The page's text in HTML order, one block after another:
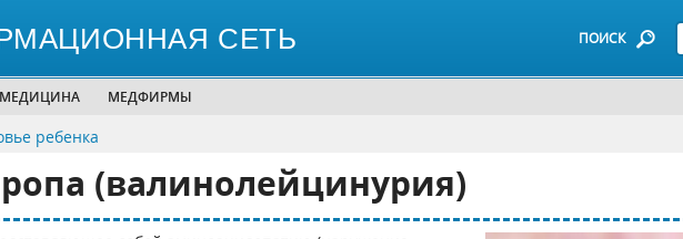
СЕТЬ ПОИСК
МЕДФИРМЫ
ребенка
(валинолейцинурия)